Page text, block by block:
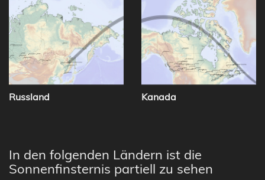
Russland Kanada
In den folgenden Ländern ist die
Sonnenfinsternis partiell zu sehen